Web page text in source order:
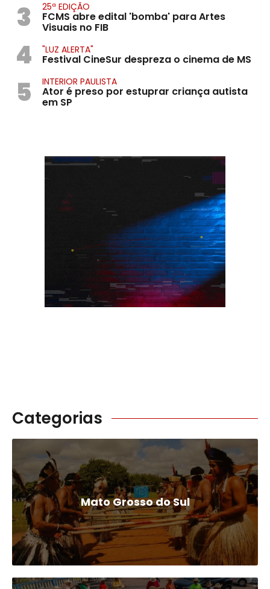
3 25ª EDIÇÃO
FCMS abre edital 'bomba' para Artes
Visuais no FIB
4 "LUZ ALERTA"
Festival CineSur despreza o cinema de MS
5 INTERIOR PAULISTA
Ator é preso por estuprar criança autista
em SP
Categorias
Mato Grosso do Sul